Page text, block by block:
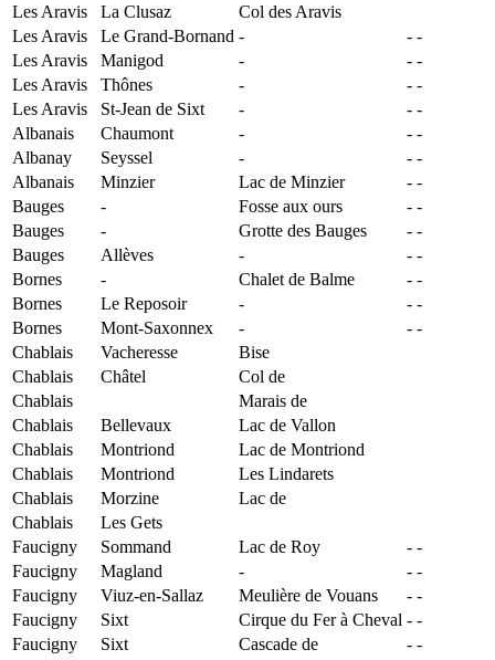
Les Aravis
La Clusaz
Col des Aravis
Les Aravis
Le Grand-Bornand - - -
Les Aravis
Manigod - - -
Les Aravis
Thônes - - -
Les Aravis
St-Jean de Sixt - - -
Albanais
Chaumont - - -
Albanay
Seyssel - - -
Albanais
Minzier Lac de Minzier - -
Bauges
- Fosse aux ours - -
Bauges
- Grotte des Bauges - -
Bauges
Allèves - - -
Bornes
- Chalet de Balme - -
Bornes
Le Reposoir - - -
Bornes
Mont-Saxonnex - - -
Chablais
Vacheresse
Bise
Chablais
Châtel
Col de
Chablais
Marais de
Chablais
Bellevaux
Lac de Vallon
Chablais
Montriond
Lac de Montriond
Chablais
Montriond
Les Lindarets
Chablais
Morzine
Lac de
Chablais
Les Gets
Faucigny
Sommand Lac de Roy - -
Faucigny
Magland - - -
Faucigny
Viuz-en-Sallaz Meulière de Vouans - -
Faucigny
Sixt Cirque du Fer à Cheval - -
Faucigny
Sixt Cascade de - -